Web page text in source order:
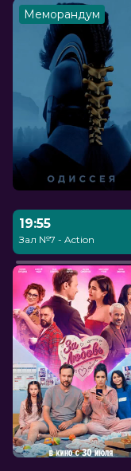
Меморандум
19:55
Зал №7 - Action